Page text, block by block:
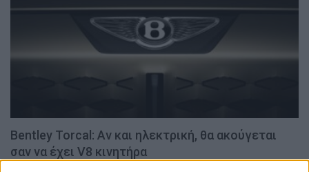
Bentley Torcal: Αν και ηλεκτρική, θα ακούγεται
σαν να έχει V8 κινητήρα